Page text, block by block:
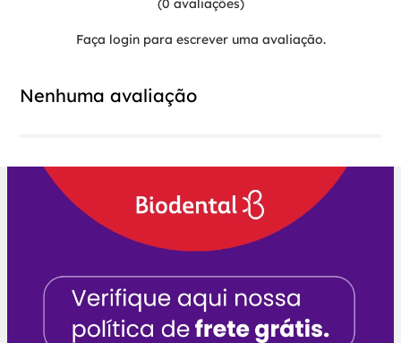
(0 avaliações)
Faça login para escrever uma avaliação.
Nenhuma avaliação